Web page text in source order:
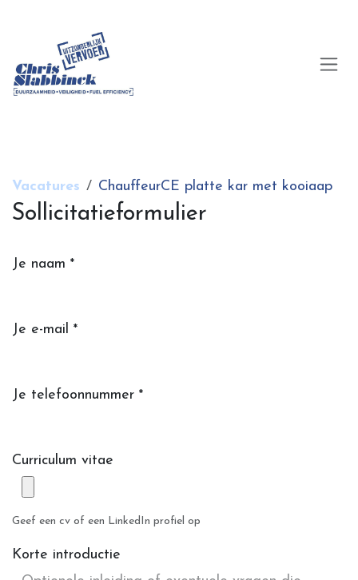
Vacatures ChauffeurCE platte kar met kooiaap
Sollicitatieformulier
Je naam *
Je e-mail *
Je telefoonnummer *
Curriculum vitae
Geef een cv of een LinkedIn profiel op
Korte introductie